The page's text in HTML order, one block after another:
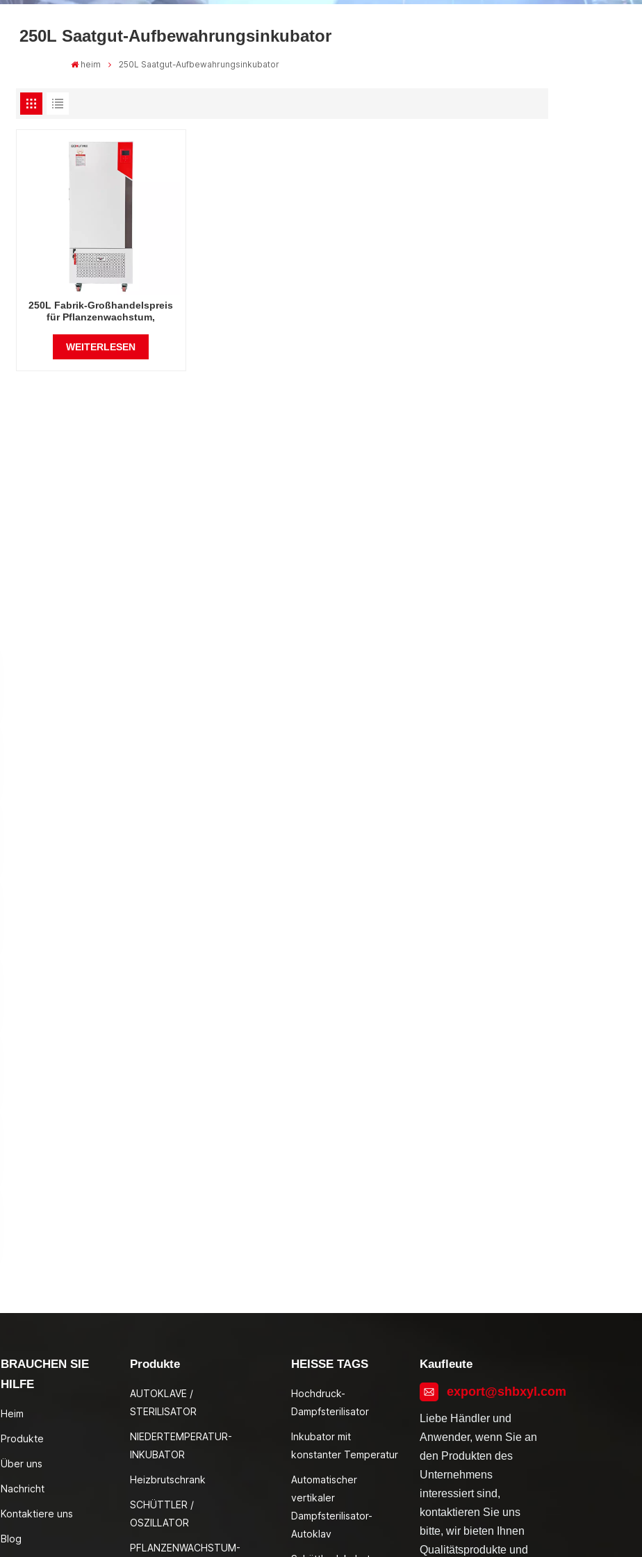
250L Saatgut-Aufbewahrungsinkubator
heim 250L Saatgut-Aufbewahrungsinkubator
250L Fabrik-Großhandelspreis
für Pflanzenwachstum,
WEITERLESEN
BRAUCHEN SIE
HILFE
Heim
Produkte
Über uns
Nachricht
Kontaktiere uns
Blog
Produkte
AUTOKLAVE /
STERILISATOR
NIEDERTEMPERATUR-
INKUBATOR
Heizbrutschrank
SCHÜTTLER /
OSZILLATOR
PFLANZENWACHSTUM-
HEISSE TAGS
Hochdruck-
Dampfsterilisator
Inkubator mit
konstanter Temperatur
Automatischer
vertikaler
Dampfsterilisator-
Autoklav
Kaufleute
export@shbxyl.com
Liebe Händler und
Anwender, wenn Sie an
den Produkten des
Unternehmens
interessiert sind,
kontaktieren Sie uns
bitte, wir bieten Ihnen
Qualitätsprodukte und